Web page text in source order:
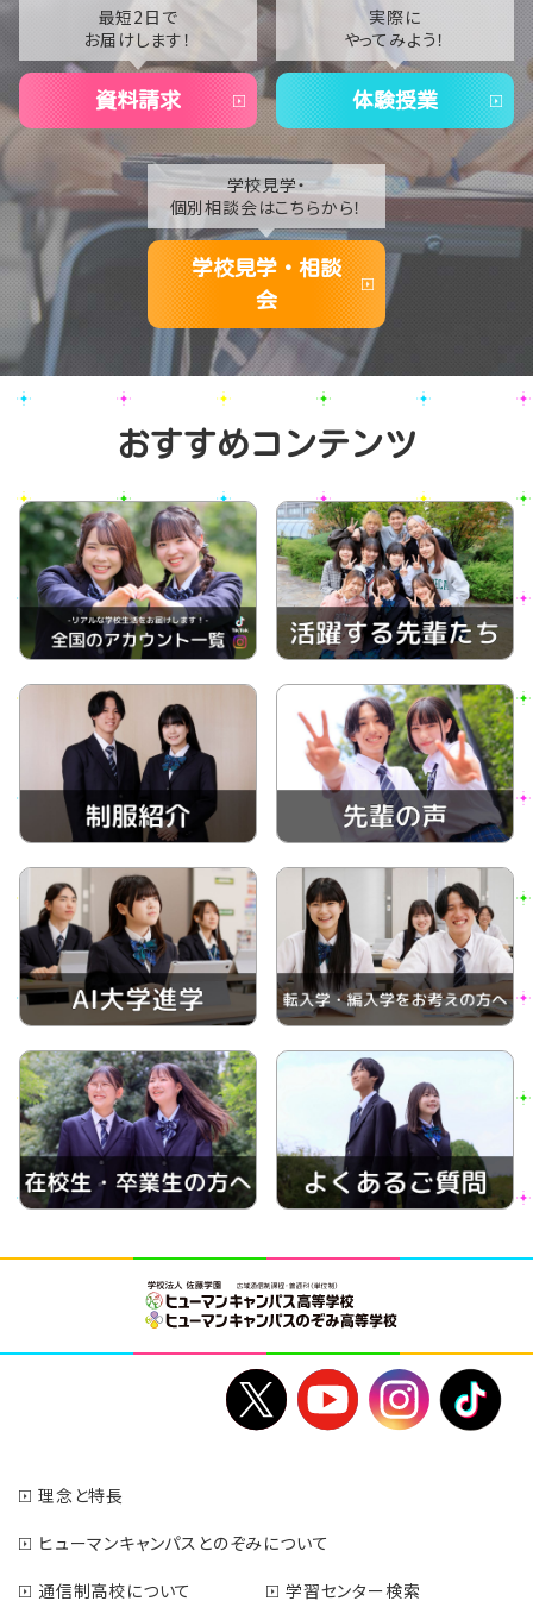
2021
2020
最短2日で
お届けします！
資料請求
実際に
やってみよう！
体験授業
学校見学・
個別相談会はこちらから！
学校見学・相談
会
おすすめコンテンツ
理念と特長
ヒューマンキャンパスとのぞみについて
通信制高校について
学習センター検索